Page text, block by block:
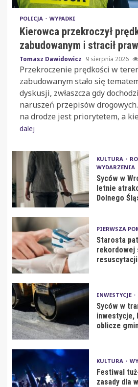
POLICJA WYPADKI
Kierowca przekroczył
zabudowanym i stracił
Tomasz Dawidowicz 9 sierpnia 2026
Przekroczenie prędkości w
zabudowanym stało się
dyskusji, zwłaszcza gdy
naruszeń przepisów
na drodze jest priorytetem, a
dalej
KULTURA
WYDARZENIA
Syców w
letnie
Dolnego
PIERWSZA
Starosta
rekordowej
INWESTYCJE
Syców w
inwestycje,
oblicze
KULTURA
Festiwal
zasady dla